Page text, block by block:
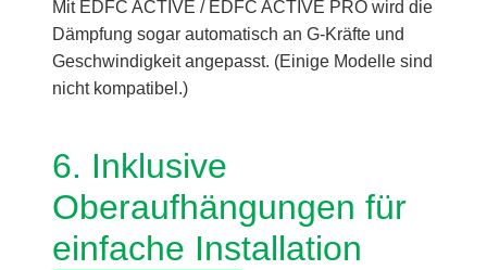
Mit EDFC ACTIVE / EDFC ACTIVE PRO wird die
Dämpfung sogar automatisch an G-Kräfte und
Geschwindigkeit angepasst. (Einige Modelle sind
nicht kompatibel.)
6. Inklusive
Oberaufhängungen für
einfache Installation